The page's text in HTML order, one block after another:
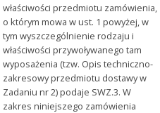
właściwości przedmiotu zamówienia,
o którym mowa w ust. 1 powyżej, w
tym wyszczególnienie rodzaju i
właściwości przywoływanego tam
wyposażenia (tzw. Opis techniczno-
zakresowy przedmiotu dostawy w
Zadaniu nr 2) podaje SWZ.3. W
zakres niniejszego zamówienia